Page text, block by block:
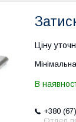
Ціну
В
+380